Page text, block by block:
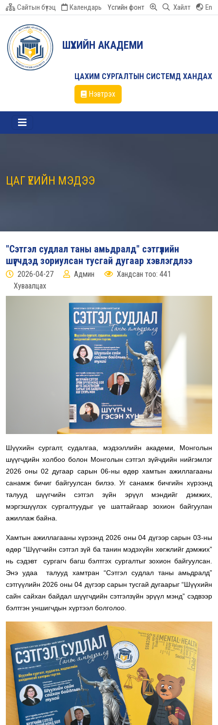
Сайтын бүтэц Календарь Үсгийн фонт Хайлт En
ШҮҮХИЙН АКАДЕМИ
ЦАХИМ СУРГАЛТЫН СИСТЕМД ХАНДАХ
Нэвтрэх
ЦАГ ҮЕИЙН МЭДЭЭ
"Сэтгэл судлал таны амьдралд" сэтгүүлийн
шүүгчдэд зориулсан тусгай дугаар хэвлэгдлээ
2026-04-27 Админ
Хандсан тоо: 441
Хуваалцах
Шүүхийн сургалт, судалгаа, мэдээллийн академи, Монголын
шүүгчдийн холбоо болон Монголын сэтгэл зүйчдийн нийгэмлэг
2026 оны 02 дугаар сарын 06-ны өдөр хамтын ажиллагааны
санамж бичиг байгуулсан билээ. Уг санамж бичгийн хүрээнд
талууд шүүгчийн сэтгэл зүйн эрүүл мэндийг дэмжих,
мэргэшүүлэх сургалтуудыг үе шаттайгаар зохион байгуулан
ажиллаж байна.
Хамтын ажиллагааны хүрээнд 2026 оны 04 дүгээр сарын 03-ны
өдөр “Шүүгчийн сэтгэл зүй ба танин мэдэхүйн хөгжлийг дэмжих”
нь сэдэвт сургагч багш бэлтгэх сургалтыг зохион байгуулсан.
Энэ удаа талууд хамтран “Сэтгэл судлал таны амьдралд”
сэтгүүлийн 2026 оны 04 дүгээр сарын тусгай дугаарыг “Шүүхийн
сайн сайхан байдал шүүгчдийн сэтгэлзүйн эрүүл мэнд” сэдвээр
бэлтгэн уншигчдын хүртээл болголоо.